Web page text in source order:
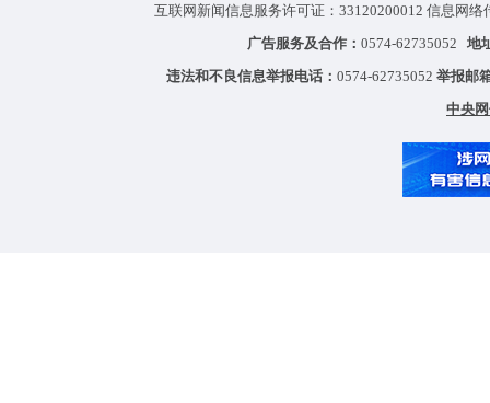
互联网新闻信息服务许可证：33120200012 信息网
广告服务及合作： 0574-62735052 地
违法和不良信息举报电话： 0574-62735052 举报邮
中央